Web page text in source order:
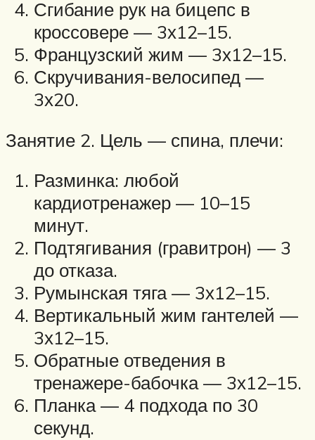
Сгибание рук на бицепс в
кроссовере — 3х12–15.
Французский жим — 3х12–15.
Скручивания-велосипед —
3х20.
Занятие 2. Цель — спина, плечи:
Разминка: любой
кардиотренажер — 10–15
минут.
Подтягивания (гравитрон) — 3
до отказа.
Румынская тяга — 3х12–15.
Вертикальный жим гантелей —
3х12–15.
Обратные отведения в
тренажере-бабочка — 3х12–15.
Планка — 4 подхода по 30
секунд.